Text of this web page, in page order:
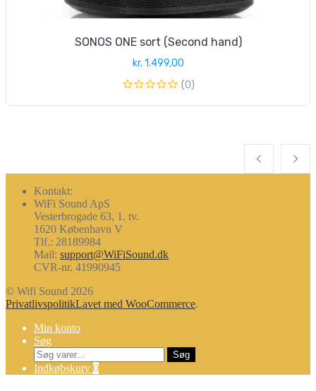
SONOS ONE sort (Second hand)
kr. 1.499,00
(0)
Kontakt:
WiFi Sound ApS
Vesterbrogade 63, 1. tv.
1620 København V
Tlf.: 28189984
Mail: support@WiFiSound.dk
CVR-nr. 41990945
© Wifi Sound 2026
PrivatlivspolitikLavet med WooCommerce.
Min konto
Søg
Søg
efter:
Søg
Indkøbskurv 0